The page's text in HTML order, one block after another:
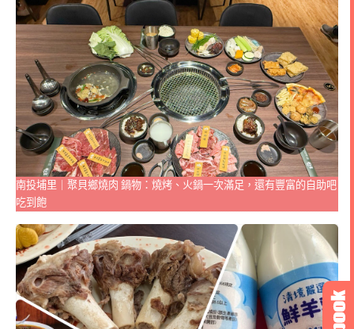
南投埔里｜聚貝鄉燒肉 鍋物：燒烤、火鍋一次滿足，還有豐富的自助吧
吃到飽